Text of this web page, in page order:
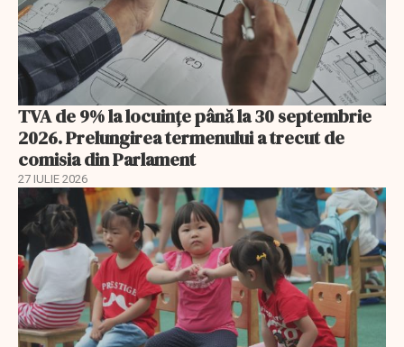
TVA de 9% la locuințe până la 30 septembrie
2026. Prelungirea termenului a trecut de
comisia din Parlament
27 IULIE 2026